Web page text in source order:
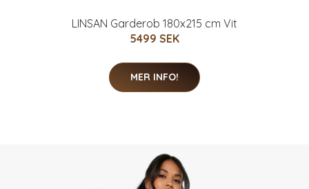
LINSAN Garderob 180x215 cm Vit
5499 SEK
MER INFO!